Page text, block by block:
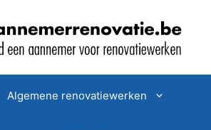
Algemene renovatiewerken